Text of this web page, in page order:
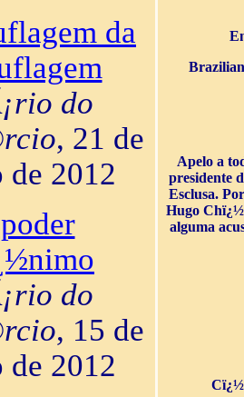
da
do
, 21 de
de 2012
do
, 15 de
de 2012
Apelo a
presidente
Esclusa.
Hugo
alguma